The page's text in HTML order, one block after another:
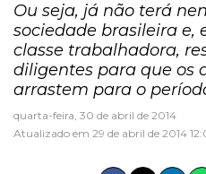
Ou seja, já não terá
sociedade brasileira e,
classe trabalhadora,
diligentes para que os
arrastem para o
quarta-feira, 30 de abril de 2014
Atualizado em 29 de abril de 2014